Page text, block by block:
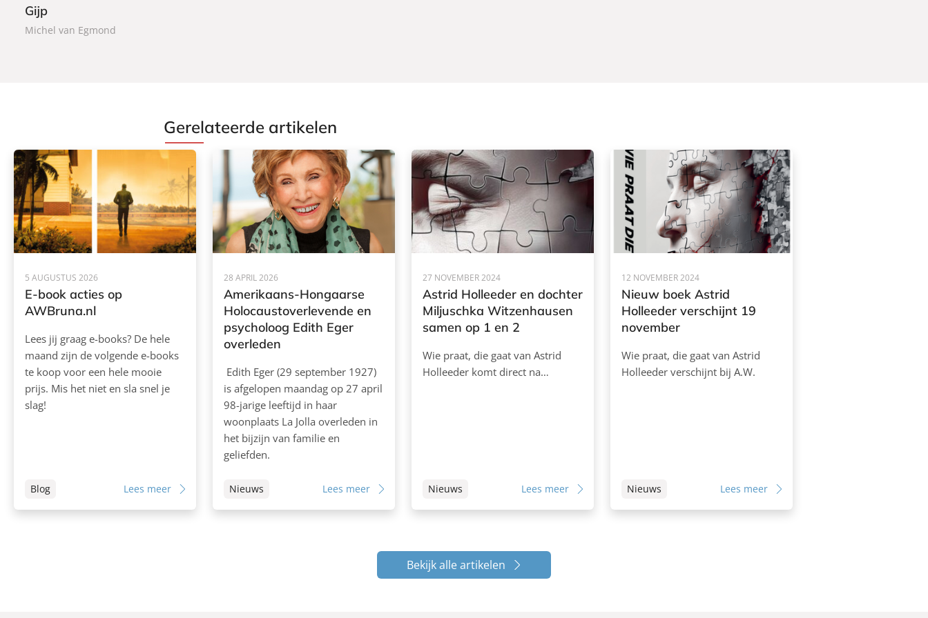
Gijp
Michel van Egmond
Gerelateerde artikelen
5 AUGUSTUS 2026
E-book acties op
AWBruna.nl
Lees jij graag e-books? De hele
maand zijn de volgende e-books
te koop voor een hele mooie
prijs. Mis het niet en sla snel je
slag!
Blog Lees meer
28 APRIL 2026
Amerikaans-Hongaarse
Holocaustoverlevende en
psycholoog Edith Eger
overleden
Edith Eger (29 september 1927)
is afgelopen maandag op 27 april
98-jarige leeftijd in haar
woonplaats La Jolla overleden in
het bijzijn van familie en
geliefden.
Nieuws Lees meer
27 NOVEMBER 2024
Astrid Holleeder en dochter
Miljuschka Witzenhausen
samen op 1 en 2
Wie praat, die gaat van Astrid
Holleeder komt direct na…
Nieuws Lees meer
12 NOVEMBER 2024
Nieuw boek Astrid
Holleeder verschijnt 19
november
Wie praat, die gaat van Astrid
Holleeder verschijnt bij A.W.
Nieuws Lees meer
Bekijk alle artikelen